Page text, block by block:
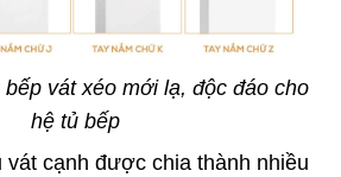
vát xéo mới lạ, độc đáo cho
hệ tủ bếp
vát cạnh được chia thành nhiều